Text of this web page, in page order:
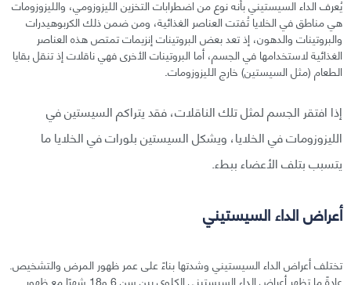
يُعرف الداء السيستيني بأنه نوع من اضطرابات التخزين الليزوزومي، والليزوزومات
هي مناطق في الخلايا تُفتت العناصر الغذائية، ومن ضمن ذلك الكربوهيدرات
والبروتينات والدهون، إذ تعد بعض البروتينات إنزيمات تمتص هذه العناصر
الغذائية لاستخدامها في الجسم، أما البروتينات الأخرى فهي ناقلات إذ تنقل بقايا
الطعام (مثل السيستين) خارج الليزوزومات.
إذا افتقر الجسم لمثل تلك الناقلات، فقد يتراكم السيستين في
الليزوزومات في الخلايا، ويشكل السيستين بلورات في الخلايا ما
يتسبب بتلف الأعضاء ببطء.
أعراض الداء السيستيني
تختلف أعراض الداء السيستيني وشدتها بناءً على عمر ظهور المرض والتشخيص.
عادةً ما تظهر أعراض الداء السيستيني الكلوي بين سن 6 و18 شهرًا مع ظهور